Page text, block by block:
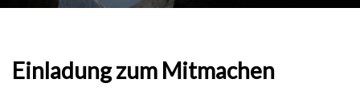
Einladung zum Mitmachen